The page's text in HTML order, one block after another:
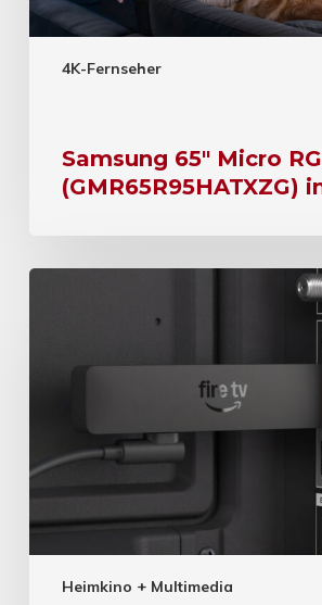
4K-Fernseher
Samsung 65″ Micro
(GMR65R95HATXZG)
Heimkino + Multimedia